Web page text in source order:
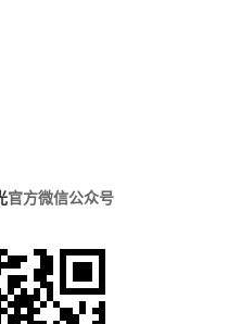
官方微信公众号